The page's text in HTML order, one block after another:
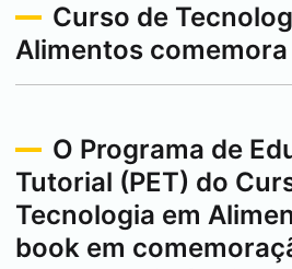
Curso de
Alimentos comemora
O Programa de
Tutorial (PET) do
Tecnologia em
book em